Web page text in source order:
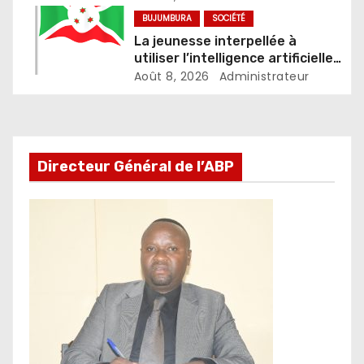
l’OPDD
BUJUMBURA SOCIÉTÉ
La jeunesse interpellée à
utiliser l’intelligence artificielle
de façon responsable
Août 8, 2026 Administrateur
Directeur Général de l’ABP